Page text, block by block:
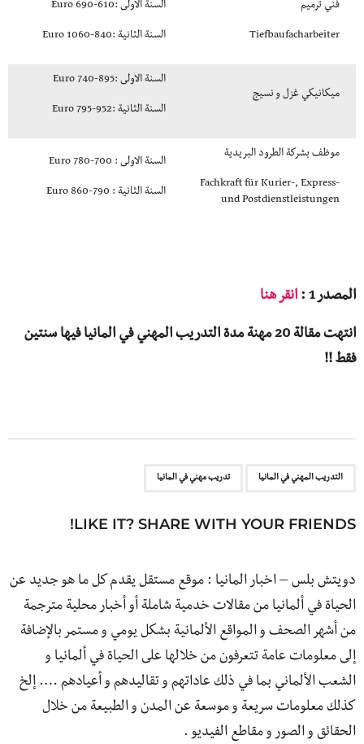
فني ترميم
Tiefbaufacharbeiter
السنة الاولى :610-690 Euro
السنة الثانية :840-1060 Euro
ميكانيكي غزل و نسيج
السنة الاولى :895-740 Euro
السنة الثانية :952-795 Euro
موظف بشركة الطرود البريدية
Fachkraft für Kurier-, Express-
und Postdienstleistungen
السنة الاولى : 700-780 Euro
السنة الثانية : 790-860 Euro
المصدر 1 : انقر هنا
انتهت مقالة 20 مهنة مدة التدريب المهني في المانيا فيها سنتين
فقط !!
التدريب المهني في المانيا تدريب مهني في المانيا
LIKE IT? SHARE WITH YOUR FRIENDS!
دويتش بلس – اخبار المانيا : موقع مستقل يقدم كل ما هو جديد عن
الحياة في ألمانيا من مقالات خدمية شاملة أو أخبار محلية مترجمة
من أشهر الصحف و المواقع الألمانية بشكل يومي و مستمر بالإضافة
إلى معلومات عامة تتعرفون من خلالها على الحياة في ألمانيا و
الشعب الألماني بما في ذلك عاداتهم و تقاليدهم و أعيادهم …. إلخ
كذلك معلومات سريعة و موسعة عن المدن و الطبيعة من خلال
الحقائق و الصور و مقاطع الفيديو .